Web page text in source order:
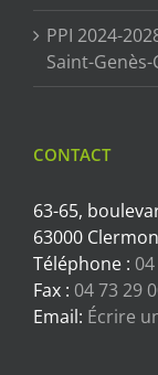
PPI 2024-
Saint-
CONTACT
63-65,
63000
Téléphone :
Fax : 04 73 29
Email: Écrire